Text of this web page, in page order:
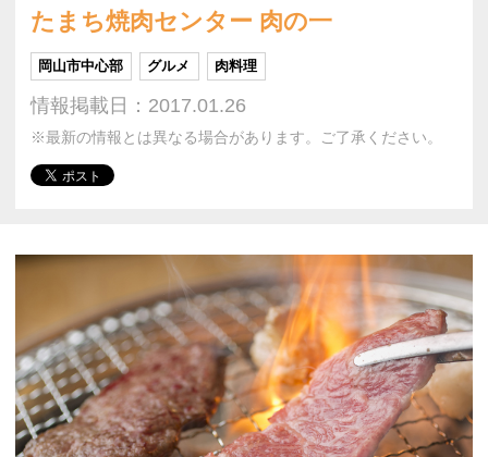
たまち焼肉センター 肉の一
岡山市中心部 グルメ 肉料理
情報掲載日：2017.01.26
※最新の情報とは異なる場合があります。ご了承ください。